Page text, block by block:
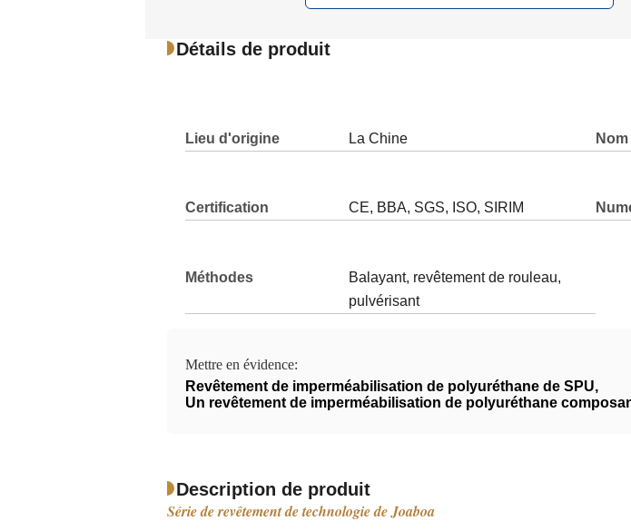
Détails de produit
Lieu d'origine La Chine
Certification CE, BBA, SGS, ISO, SIRIM
Méthodes
Balayant, revêtement de rouleau,
pulvérisant
Mettre en évidence:
Revêtement de imperméabilisation de polyuréthane de SPU,
Un revêtement de imperméabilisation de polyuréthane
Description de produit
Série de revêtement de technologie de Joaboa